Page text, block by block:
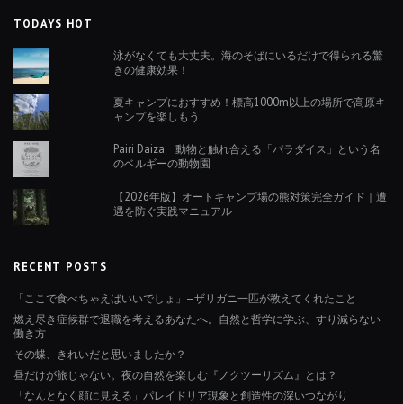
TODAYS HOT
泳がなくても大丈夫。海のそばにいるだけで得られる驚
きの健康効果！
夏キャンプにおすすめ！標高1000m以上の場所で高原キ
ャンプを楽しもう
Pairi Daiza 動物と触れ合える「パラダイス」という名
のベルギーの動物園
【2026年版】オートキャンプ場の熊対策完全ガイド｜遭
遇を防ぐ実践マニュアル
RECENT POSTS
「ここで食べちゃえばいいでしょ」—ザリガニ一匹が教えてくれたこと
燃え尽き症候群で退職を考えるあなたへ。自然と哲学に学ぶ、すり減らない
働き方
その蝶、きれいだと思いましたか？
昼だけが旅じゃない。夜の自然を楽しむ『ノクツーリズム』とは？
「なんとなく顔に見える」パレイドリア現象と創造性の深いつながり